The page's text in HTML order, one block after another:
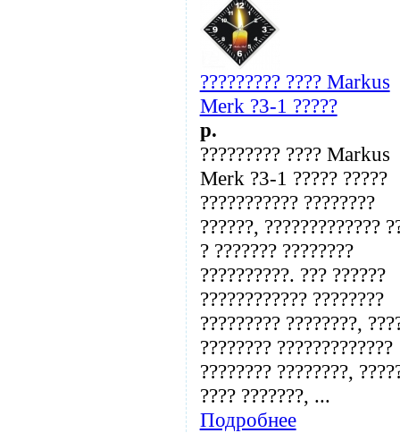
????????? ???? Markus
Merk ?3-1 ?????
p.
????????? ???? Markus
Merk ?3-1 ????? ?????
??????????? ????????
??????, ?????????????
? ??????? ????????
??????????. ??? ??????
???????????? ????????
????????? ????????,
???????? ?????????????
???????? ????????,
???? ???????, ...
Подробнее